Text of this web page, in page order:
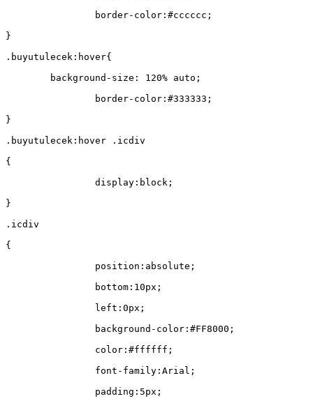
		border-color:#cccccc;
}
.buyutulecek:hover{
        background-size: 120% auto;
		border-color:#333333;
}
.buyutulecek:hover .icdiv
{
		display:block;
}
.icdiv
{
		position:absolute;
		bottom:10px;
		left:0px;
		background-color:#FF8000;
		color:#ffffff;
		font-family:Arial;
		padding:5px;